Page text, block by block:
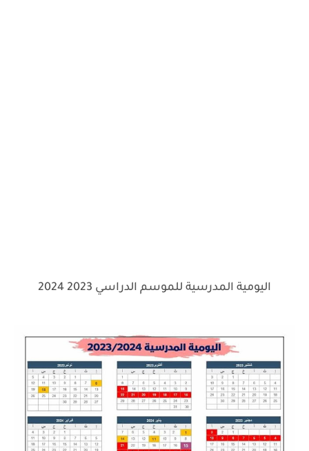
اليومية المدرسية للموسم الدراسي 2023 2024